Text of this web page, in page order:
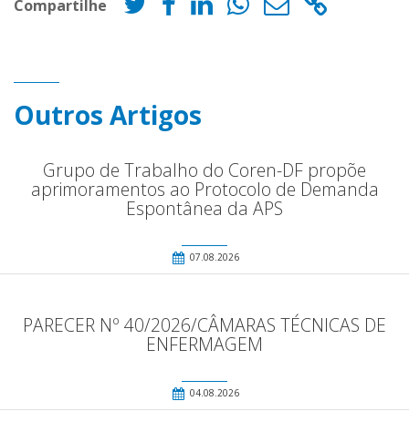
Compartilhe
Outros Artigos
Grupo de Trabalho do Coren-DF propõe
aprimoramentos ao Protocolo de Demanda
Espontânea da APS
07.08.2026
PARECER Nº 40/2026/CÂMARAS TÉCNICAS DE
ENFERMAGEM
04.08.2026